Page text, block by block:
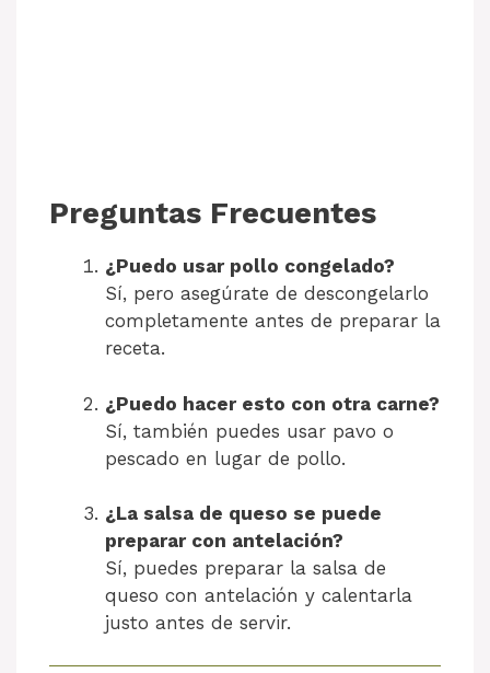
Preguntas Frecuentes
¿Puedo usar pollo congelado?
Sí, pero asegúrate de descongelarlo
completamente antes de preparar la
receta.
¿Puedo hacer esto con otra carne?
Sí, también puedes usar pavo o
pescado en lugar de pollo.
¿La salsa de queso se puede
preparar con antelación?
Sí, puedes preparar la salsa de
queso con antelación y calentarla
justo antes de servir.